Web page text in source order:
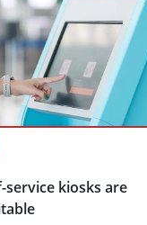
service kiosks are